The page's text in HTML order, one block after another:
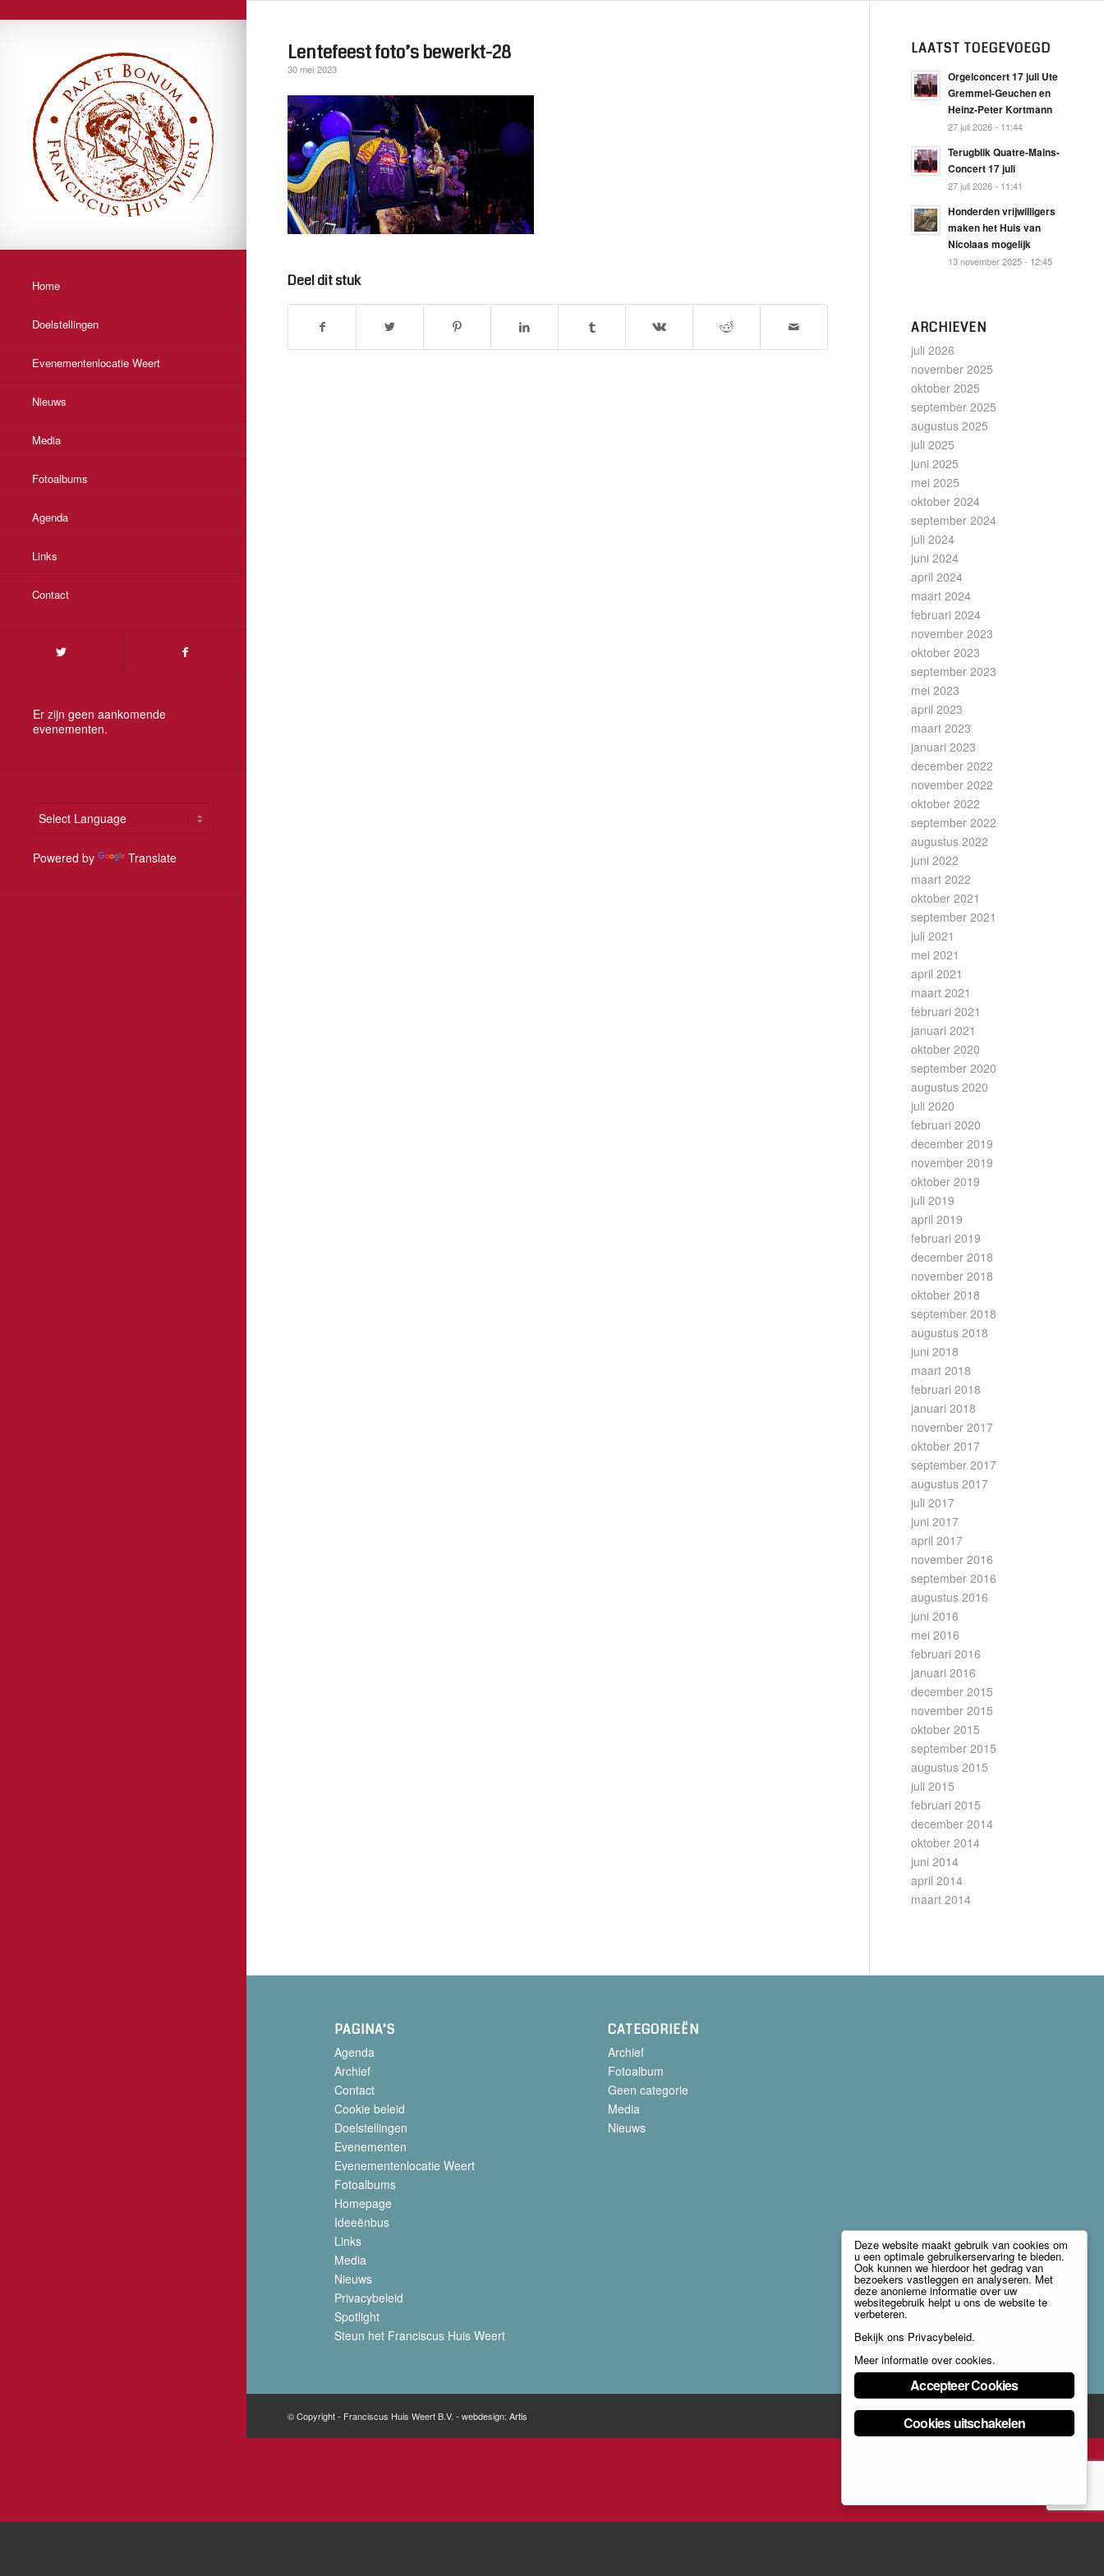
Home
Doelstellingen
Evenementenlocatie Weert
Nieuws
Media
Fotoalbums
Agenda
Links
Contact
Er zijn geen aankomende
evenementen.
Powered by Translate
Lentefeest foto’s bewerkt-28
30 mei 2023
Deel dit stuk
LAATST TOEGEVOEGD
Orgelconcert 17 juli Ute
Gremmel-Geuchen en
Heinz-Peter Kortmann
27 juli 2026 - 11:44
Terugblik Quatre-Mains-
Concert 17 juli
27 juli 2026 - 11:41
Honderden vrijwilligers
maken het Huis van
Nicolaas mogelijk
13 november 2025 - 12:45
ARCHIEVEN
juli 2026
november 2025
oktober 2025
september 2025
augustus 2025
juli 2025
juni 2025
mei 2025
oktober 2024
september 2024
juli 2024
juni 2024
april 2024
maart 2024
februari 2024
november 2023
oktober 2023
september 2023
mei 2023
april 2023
maart 2023
januari 2023
december 2022
november 2022
oktober 2022
september 2022
augustus 2022
juni 2022
maart 2022
oktober 2021
september 2021
juli 2021
mei 2021
april 2021
maart 2021
februari 2021
januari 2021
oktober 2020
september 2020
augustus 2020
juli 2020
februari 2020
december 2019
november 2019
oktober 2019
juli 2019
april 2019
februari 2019
december 2018
november 2018
oktober 2018
september 2018
augustus 2018
juni 2018
maart 2018
februari 2018
januari 2018
november 2017
oktober 2017
september 2017
augustus 2017
juli 2017
juni 2017
april 2017
november 2016
september 2016
augustus 2016
juni 2016
mei 2016
februari 2016
januari 2016
december 2015
november 2015
oktober 2015
september 2015
augustus 2015
juli 2015
februari 2015
december 2014
oktober 2014
juni 2014
april 2014
maart 2014
PAGINA’S
Agenda
Archief
Contact
Cookie beleid
Doelstellingen
Evenementen
Evenementenlocatie Weert
Fotoalbums
Homepage
Ideeënbus
Links
Media
Nieuws
Privacybeleid
Spotlight
Steun het Franciscus Huis Weert
CATEGORIEËN
Archief
Fotoalbum
Geen categorie
Media
Nieuws
© Copyright - Franciscus Huis Weert B.V. - webdesign: Artis
Deze website maakt gebruik van cookies om
u een optimale gebruikerservaring te bieden.
Ook kunnen we hierdoor het gedrag van
bezoekers vastleggen en analyseren. Met
deze anonieme informatie over uw
websitegebruik helpt u ons de website te
verbeteren.
Bekijk ons Privacybeleid.
Meer informatie over cookies.
Accepteer Cookies
Cookies uitschakelen